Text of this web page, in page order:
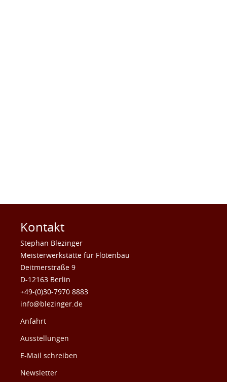
Kontakt
Stephan Blezinger
Meisterwerkstätte für Flötenbau
Deitmerstraße 9
D-12163 Berlin
+49-(0)30-7970 8883
info@blezinger.de
Anfahrt
Ausstellungen
E-Mail schreiben
Newsletter